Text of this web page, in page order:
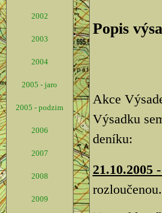
2002
2003
2004
2005 - jaro
2005 - podzim
2006
2007
2008
2009
Popis
Akce
Výsadku
deníku:
21.10.2005
rozloučenou.